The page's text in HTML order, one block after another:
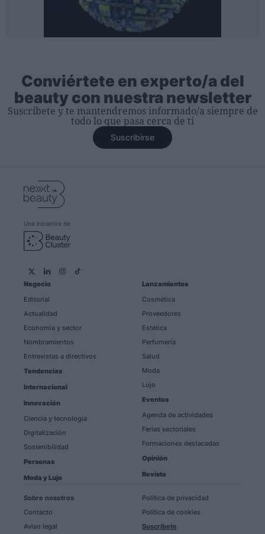
Conviértete en experto/a del
beauty con nuestra newsletter
Suscríbete y te mantendremos informado/a siempre de
todo lo que pasa cerca de ti
Suscribirse
Una iniciativa de
Negocio
Editorial
Actualidad
Economía y sector
Nombramientos
Entrevistas a directivos
Tendencias
Internacional
Innovación
Ciencia y tecnología
Digitalización
Sostenibilidad
Personas
Moda y Lujo
Lanzamientos
Cosmética
Proveedores
Estética
Perfumería
Salud
Moda
Lujo
Eventos
Agenda de actividades
Ferias sectoriales
Formaciones destacadas
Opinión
Revista
Sobre nosotros
Contacto
Aviso legal
Política de privacidad
Política de cookies
Suscríbete